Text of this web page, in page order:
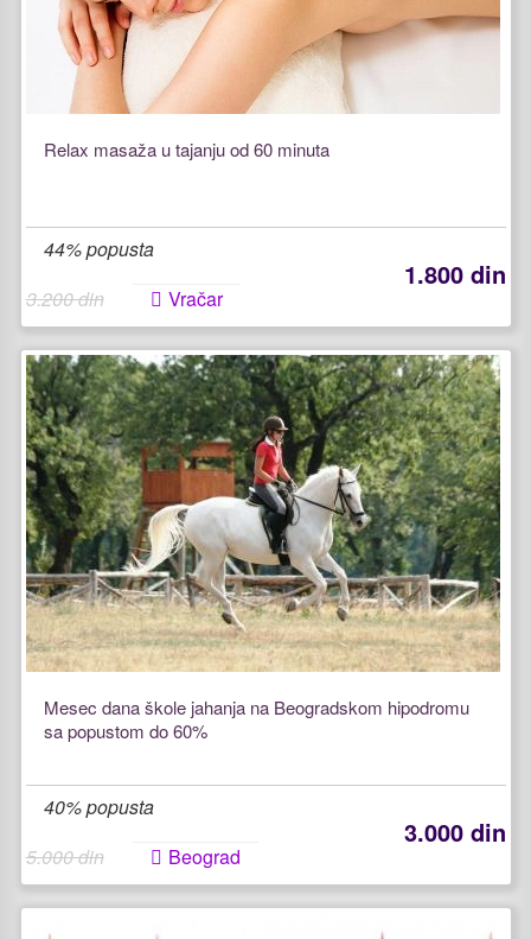
Relax masaža u tajanju od 60 minuta
44% popusta
1.800 din
3.200 din Vračar
Mesec dana škole jahanja na Beogradskom hipodromu
sa popustom do 60%
40% popusta
3.000 din
5.000 din Beograd